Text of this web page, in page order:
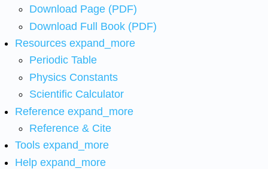
Download Page (PDF)
Download Full Book (PDF)
Resources expand_more
Periodic Table
Physics Constants
Scientific Calculator
Reference expand_more
Reference & Cite
Tools expand_more
Help expand_more